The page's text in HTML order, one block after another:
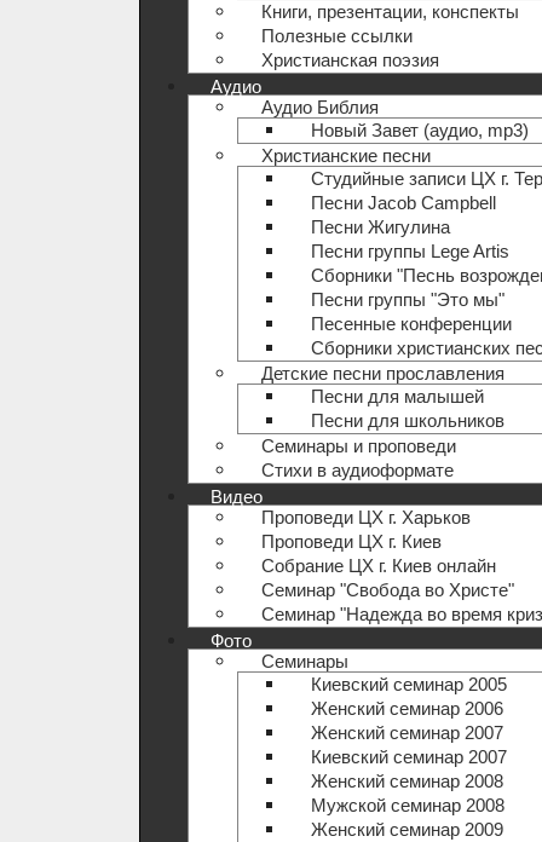
Книги, презентации, конспекты
Полезные ccылки
Христианская поэзия
Аудио
Аудио Библия
Новый Завет (аудио, mp3)
Христианские песни
Студийные записи ЦХ г.
Песни Jacob Campbell
Песни Жигулина
Песни группы Lege Artis
Сборники "Песнь
Песни группы "Это мы"
Песенные конференции
Сборники христианских
Детские песни прославления
Песни для малышей
Песни для школьников
Семинары и проповеди
Стихи в аудиоформате
Видео
Проповеди ЦХ г. Харьков
Проповеди ЦХ г. Киев
Собрание ЦХ г. Киев онлайн
Семинар "Свобода во Христе"
Семинар "Надежда во время
Фото
Семинары
Киевский семинар 2005
Женский семинар 2006
Женский семинар 2007
Киевский семинар 2007
Женский семинар 2008
Мужской семинар 2008
Женский семинар 2009